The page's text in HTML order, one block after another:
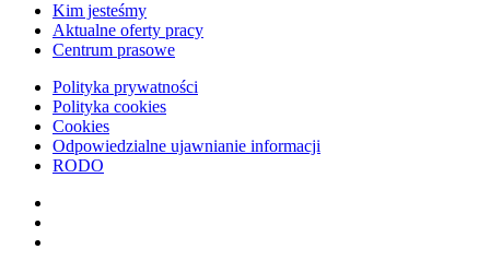
Kim jesteśmy
Aktualne oferty pracy
Centrum prasowe
Polityka prywatności
Polityka cookies
Cookies
Odpowiedzialne ujawnianie informacji
RODO